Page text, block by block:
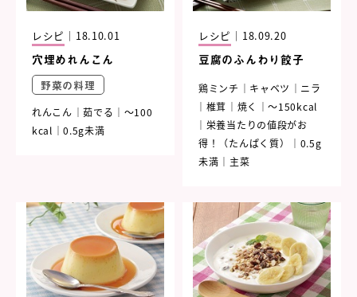
レシピ ｜ 18.10.01
穴埋めれんこん
野菜の料理
れんこん 茹でる
～100
kcal
0.5g未満
レシピ ｜ 18.09.20
豆腐のふんわり餃子
鶏ミンチ キャベツ
ニラ
椎茸
焼く
～150kcal
栄養当たりの値段がお
得！（たんぱく質）
0.5g
未満
主菜